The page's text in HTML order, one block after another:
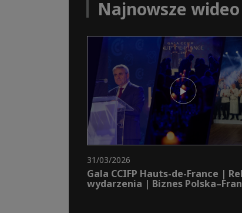
Najnowsze wideo
31/03/2026
Gala CCIFP Hauts-de-France |
wydarzenia | Biznes